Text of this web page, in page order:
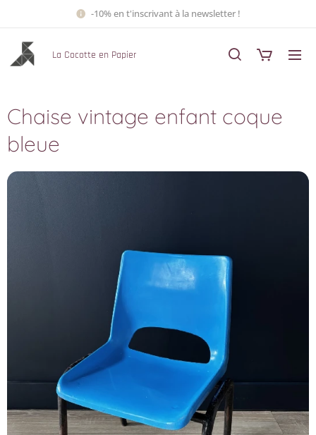
-10% en t'inscrivant à la newsletter !
La Cocotte en Papier
Chaise vintage enfant coque
bleue